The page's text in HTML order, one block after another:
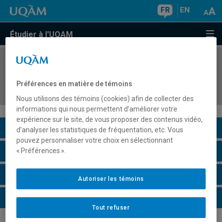
FR EN
Étudier à l'UQAM
COURS//
milieux de garde
Description du cours
Horaire - Été 2026
Horaire - Automne 2026
Horaire - Hiver 2027
Préférences en matière de témoins
Nous utilisons des témoins (cookies) afin de collecter des
informations qui nous permettent d’améliorer votre
expérience sur le site, de vous proposer des contenus vidéo,
d’analyser les statistiques de fréquentation, etc. Vous
pouvez personnaliser votre choix en sélectionnant
« Préférences ».
Tout refuser
Autoriser les témoins